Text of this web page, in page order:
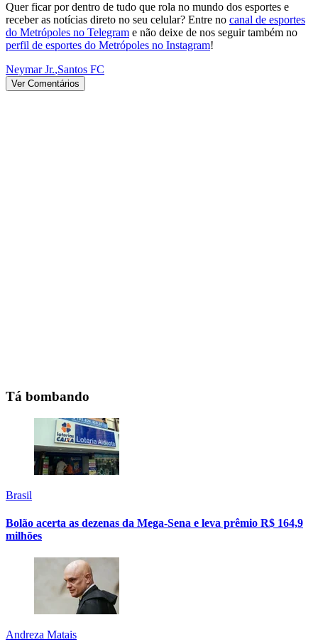
Quer ficar por dentro de tudo que rola no mundo dos esportes e
receber as notícias direto no seu celular? Entre no canal de esportes
do Metrópoles no Telegram e não deixe de nos seguir também no
perfil de esportes do Metrópoles no Instagram!
Neymar Jr.,Santos FC
Ver Comentários
Tá bombando
Brasil
Bolão acerta as dezenas da Mega-Sena e leva prêmio R$ 164,9
milhões
Andreza Matais